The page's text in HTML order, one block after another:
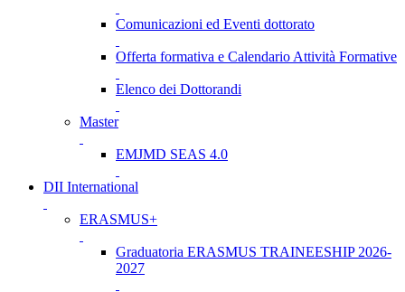
Comunicazioni ed Eventi dottorato
Offerta formativa e Calendario Attività Formative
Elenco dei Dottorandi
Master
EMJMD SEAS 4.0
DII International
ERASMUS+
Graduatoria ERASMUS TRAINEESHIP 2026-
2027